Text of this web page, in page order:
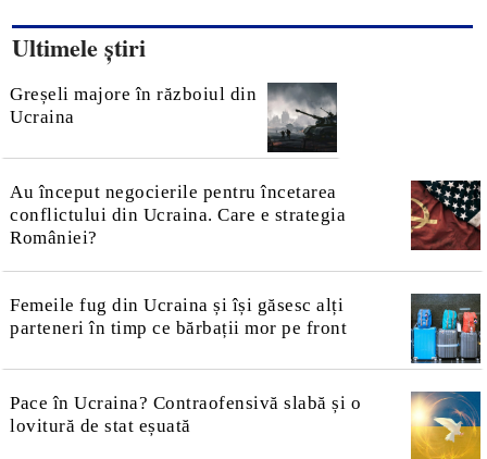
Ultimele știri
Greșeli majore în războiul din
Ucraina
Au început negocierile pentru încetarea
conflictului din Ucraina. Care e strategia
României?
Femeile fug din Ucraina și își găsesc alți
parteneri în timp ce bărbații mor pe front
Pace în Ucraina? Contraofensivă slabă și o
lovitură de stat eșuată